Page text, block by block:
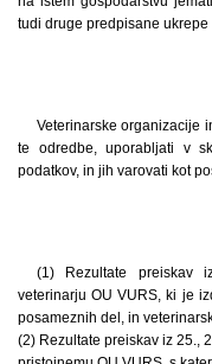
tudi druge predpisane ukrepe
Veterinarske organizacije
te odredbe, uporabljati v
podatkov, in jih varovati kot
(1) Rezultate preiskav
veterinarju OU VURS, ki je
posameznih del, in
(2) Rezultate preiskav iz 25.,